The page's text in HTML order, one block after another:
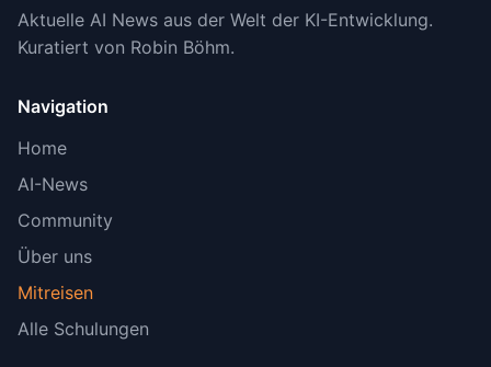
Aktuelle AI News aus der Welt der KI-Entwicklung.
Kuratiert von Robin Böhm.
Navigation
Home
AI-News
Community
Über uns
Mitreisen
Alle Schulungen